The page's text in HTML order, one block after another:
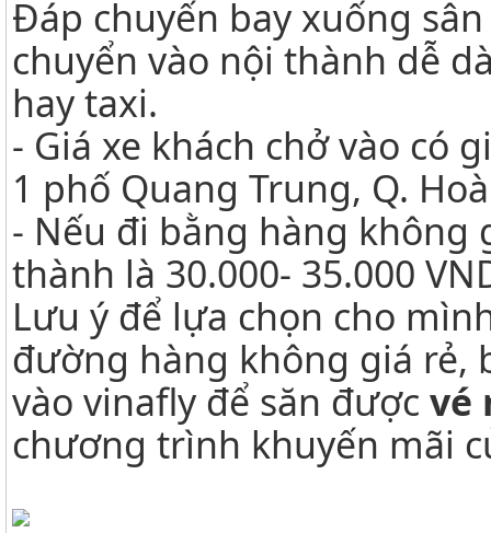
Đáp chuyến bay xuống
chuyển vào nội thành dễ
hay taxi.
- Giá xe khách chở vào có
1 phố Quang Trung, Q.
- Nếu đi bằng hàng không
thành là 30.000- 35.000
Lưu ý để lựa chọn cho
đường hàng không giá rẻ,
vào vinafly để săn được vé
chương trình khuyến mãi